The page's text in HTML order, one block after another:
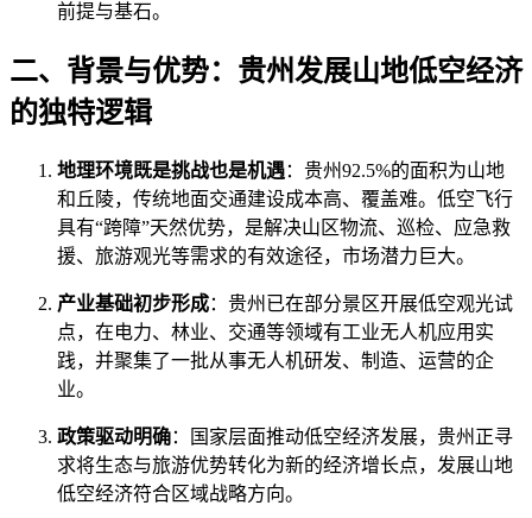
前提与基石。
二、背景与优势：贵州发展山地低空经济
的独特逻辑
地理环境既是挑战也是机遇：贵州92.5%的面积为山地
和丘陵，传统地面交通建设成本高、覆盖难。低空飞行
具有“跨障”天然优势，是解决山区物流、巡检、应急救
援、旅游观光等需求的有效途径，市场潜力巨大。
产业基础初步形成：贵州已在部分景区开展低空观光试
点，在电力、林业、交通等领域有工业无人机应用实
践，并聚集了一批从事无人机研发、制造、运营的企
业。
政策驱动明确：国家层面推动低空经济发展，贵州正寻
求将生态与旅游优势转化为新的经济增长点，发展山地
低空经济符合区域战略方向。